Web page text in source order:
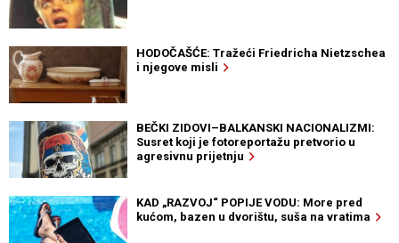
HODOČAŠĆE: Tražeći Friedricha Nietzschea
i njegove misli
BEČKI ZIDOVI–BALKANSKI NACIONALIZMI:
Susret koji je fotoreportažu pretvorio u
agresivnu prijetnju
KAD „RAZVOJ“ POPIJE VODU: More pred
kućom, bazen u dvorištu, suša na vratima